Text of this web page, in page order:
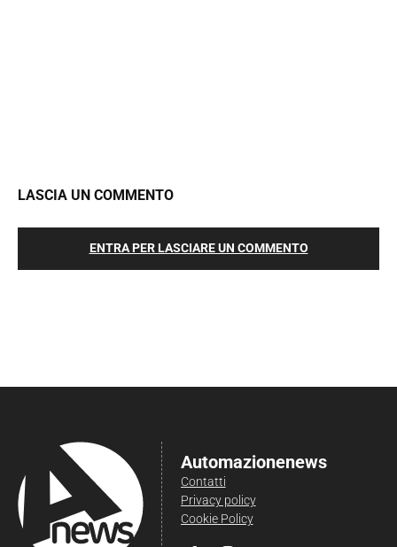
LASCIA UN COMMENTO
ENTRA PER LASCIARE UN COMMENTO
Automazionenews
Contatti
Privacy policy
Cookie Policy